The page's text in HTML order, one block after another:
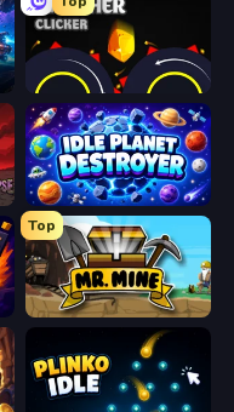
Crusher Clicker
Idle Planet Destroyer
Top
Mr. Mine